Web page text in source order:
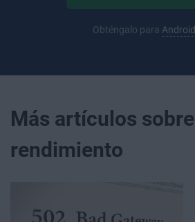
Obténgalo para Android
Más artículos sobre
rendimiento